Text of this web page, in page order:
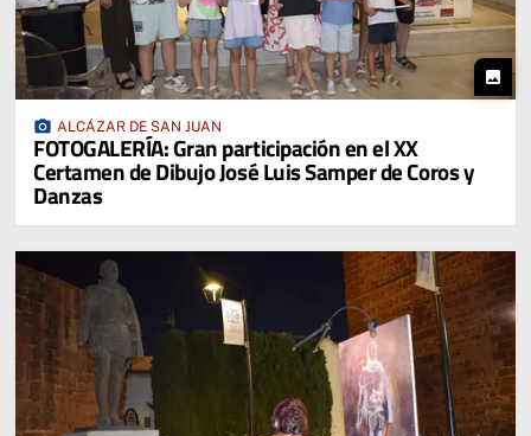
photo
photo_camera ALCÁZAR DE SAN JUAN
FOTOGALERÍA: Gran participación en el XX
Certamen de Dibujo José Luis Samper de Coros y
Danzas